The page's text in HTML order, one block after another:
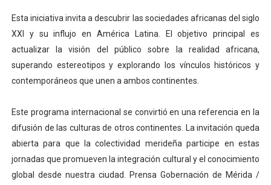
Esta iniciativa invita a descubrir las sociedades africanas del siglo
XXI y su influjo en América Latina. El objetivo principal es
actualizar la visión del público sobre la realidad africana,
superando estereotipos y explorando los vínculos históricos y
contemporáneos que unen a ambos continentes.
Este programa internacional se convirtió en una referencia en la
difusión de las culturas de otros continentes. La invitación queda
abierta para que la colectividad merideña participe en estas
jornadas que promueven la integración cultural y el conocimiento
global desde nuestra ciudad. Prensa Gobernación de Mérida /